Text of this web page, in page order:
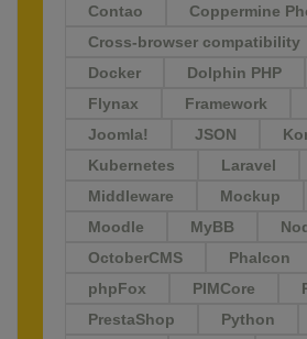
Contao
Coppermine
Cross-browser compatibility
Docker
Dolphin PHP
Flynax
Framework
Joomla!
JSON
Kubernetes
Laravel
Middleware
Mockup
Moodle
MyBB
OctoberCMS
Phalcon
phpFox
PIMCore
PrestaShop
Python